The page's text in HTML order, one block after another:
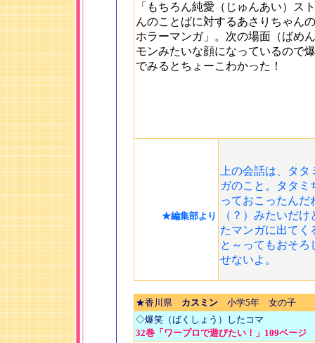
「もちろん純愛（じゅんあい）ス
んのことばに対するあさりちゃん
ホラーマンガ」。次の場面（ばめ
モンみたいな顔になっているので
でみるとちょーこわかった！
★編集部より
上の会話は、タ
ガのこと。タタミ
っておこったんだ
（？）みたいだ
たマンガに出てく
と～ってもおそ
せないよ。
★香川県 カスミン小学5年 女の子
◇爆笑（ばくしょう）したコマ
32巻「ワープロで遊びたい！」109ページ